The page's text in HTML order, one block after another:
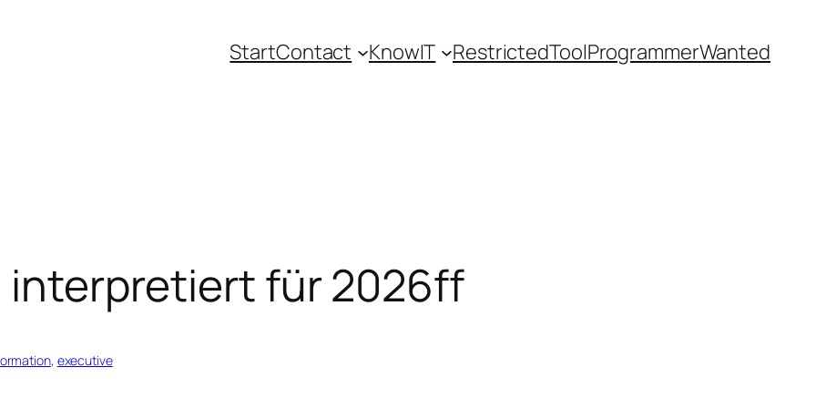
StartContact KnowIT RestrictedToolProgrammerWanted
interpretiert für 2026ff
, executive